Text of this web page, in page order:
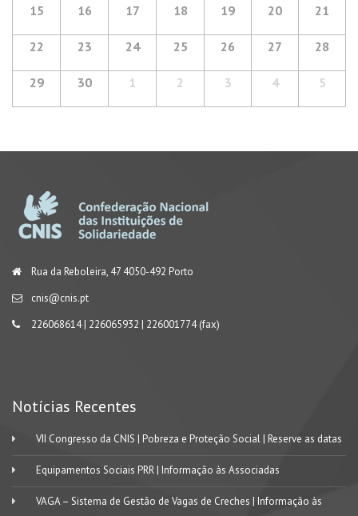
15 16 17 18 19 20 21
22 23 24 25 26 27 28
29 30 1 2 3 4 5
Rua da Reboleira, 47 4050-492 Porto
cnis@cnis.pt
226068614 | 226065932 | 226001774 (fax)
Notícias Recentes
VII Congresso da CNIS | Pobreza e Proteção Social | Reserve as datas
Equipamentos Sociais PRR | Informação às Associadas
VAGA – Sistema de Gestão de Vagas de Creches | Informação às